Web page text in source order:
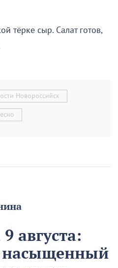
тёрке сыр. Салат готов,
Новороссийск
августа:
насыщенный